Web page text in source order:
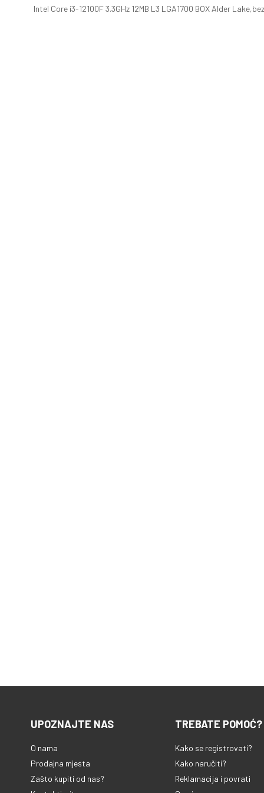
Intel Core i3-12100F 3.3GHz 12MB L3 LGA1700 BOX Alder
UPOZNAJTE NAS
O nama
Prodajna mjesta
Zašto kupiti od nas?
TREBATE POMOĆ?
Kako se registrovati?
Kako naručiti?
Reklamacija i povrati